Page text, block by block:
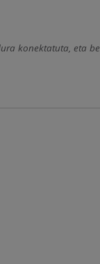
konektatuta, eta